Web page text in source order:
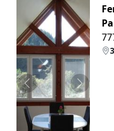
Zurück Weiter